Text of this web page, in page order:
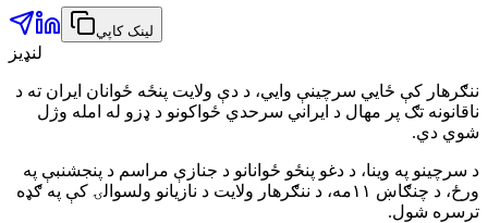
لینک کاپي
لنډیز
ننګرهار کې ځايي سرچینې وایي، د دې ولایت پنځه ځوانان ایران ته د
ناقانونه تګ پر مهال د ایراني سرحدي ځواکونو د ډزو له امله وژل
شوي دي.
د سرچینو په وینا، د دغو پنځو ځوانانو د جنازې مراسم د پنجشنبې په
ورځ، د چنګاښ ۱۱مه، د ننګرهار ولایت د نازیانو ولسوالۍ کې په ګډه
ترسره شول.